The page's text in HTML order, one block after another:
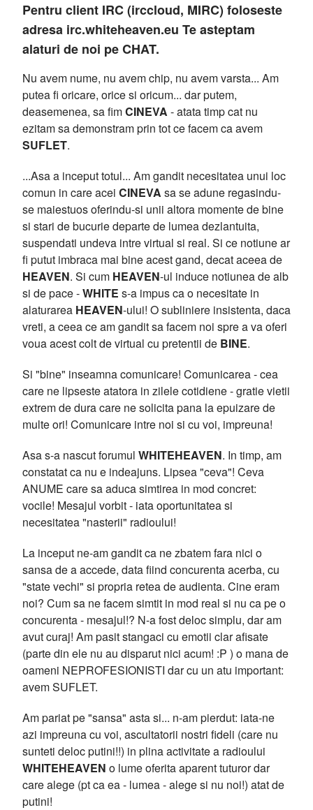
Pentru client IRC (irccloud, MIRC) foloseste
adresa irc.whiteheaven.eu Te asteptam
alaturi de noi pe CHAT.
Nu avem nume, nu avem chip, nu avem varsta... Am
putea fi oricare, orice si oricum... dar putem,
deasemenea, sa fimCINEVA - atata timp cat nu
ezitam sa demonstram prin tot ce facem ca avem
SUFLET.
...Asa a inceput totul... Am gandit necesitatea unui loc
comun in care acei CINEVA sa se adune regasindu-
se maiestuos oferindu-si unii altora momente de bine
si stari de bucurie departe de lumea dezlantuita,
suspendati undeva intre virtual si real. Si ce notiune ar
fi putut imbraca mai bine acest gand, decat aceea de
HEAVEN. Si cum HEAVEN-ul induce notiunea de alb
si de pace -WHITE s-a impus ca o necesitate in
alaturarea HEAVEN-ului! O subliniere insistenta, daca
vreti, a ceea ce am gandit sa facem noi spre a va oferi
voua acest colt de virtual cu pretentii de BINE.
Si "bine" inseamna comunicare! Comunicarea - cea
care ne lipseste atatora in zilele cotidiene - gratie vietii
extrem de dura care ne solicita pana la epuizare de
multe ori! Comunicare intre noi si cu voi, impreuna!
Asa s-a nascut forumul WHITEHEAVEN. In timp, am
constatat ca nu e indeajuns. Lipsea "ceva"! Ceva
ANUME care sa aduca simtirea in mod concret:
vocile! Mesajul vorbit - iata oportunitatea si
necesitatea "nasterii" radioului!
La inceput ne-am gandit ca ne zbatem fara nici o
sansa de a accede, data fiind concurenta acerba, cu
"state vechi" si propria retea de audienta. Cine eram
noi? Cum sa ne facem simtit in mod real si nu ca pe o
concurenta - mesajul!? N-a fost deloc simplu, dar am
avut curaj! Am pasit stangaci cu emotii clar afisate
(parte din ele nu au disparut nici acum! :P ) o mana de
oameni NEPROFESIONISTI dar cu un atu important:
avem SUFLET.
Am pariat pe "sansa" asta si... n-am pierdut: iata-ne
azi impreuna cu voi, ascultatorii nostri fideli (care nu
sunteti deloc putini!!) in plina activitate a radioului
WHITEHEAVEN o lume oferita aparent tuturor dar
care alege (pt ca ea - lumea - alege si nu noi!) atat de
putini!